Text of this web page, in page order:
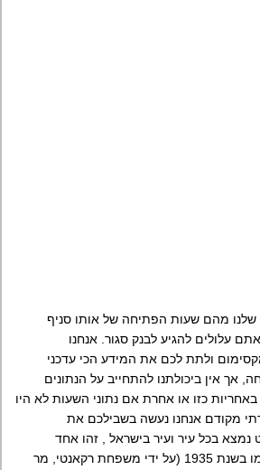
מהם שעות הפתיחה של אותו סניף
עלולים להגיע לבנק סגור. אנחנו
ולתת לכם את המידע הכי עדכני
אך אין ביכולתנו להתחייב על הנתונים
באחריות כזו או אחרת אם נתוני השעות לא היו
מקודם אנחנו נעשה בשבילכם את
נמצא בכל עיר ועיר בישראל , זהו אחד
הבנקים הוותיקים, שהוקמו בשנת 1935 (על ידי משפחת רקאנטי, מר